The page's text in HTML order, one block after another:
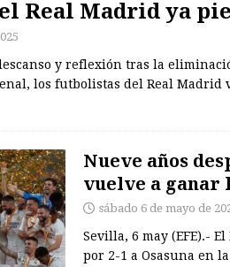
Real Madrid ya
y reflexión tras la
los futbolistas del Real
Nueve años
vuelve a ganar
sábado 6 de mayo de
Sevilla, 6 may (EFE).-
por 2-1 a Osasuna en